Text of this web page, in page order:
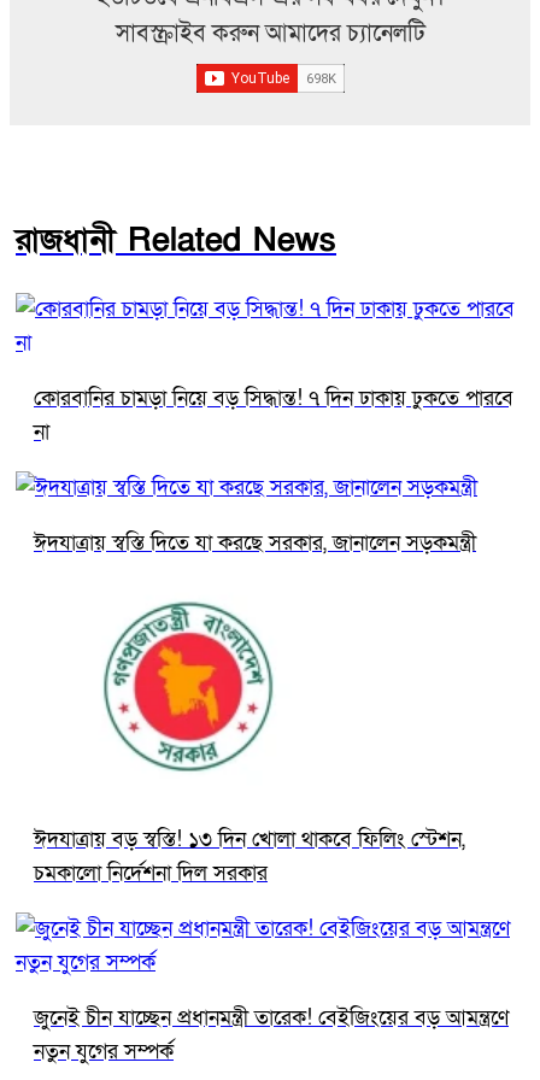
সাবস্ক্রাইব করুন আমাদের চ্যানেলটি
রাজধানী Related News
কোরবানির চামড়া নিয়ে বড় সিদ্ধান্ত! ৭ দিন ঢাকায় ঢুকতে পারবে
না
ঈদযাত্রায় স্বস্তি দিতে যা করছে সরকার, জানালেন সড়কমন্ত্রী
ঈদযাত্রায় বড় স্বস্তি! ১৩ দিন খোলা থাকবে ফিলিং স্টেশন,
চমকালো নির্দেশনা দিল সরকার
জুনেই চীন যাচ্ছেন প্রধানমন্ত্রী তারেক! বেইজিংয়ের বড় আমন্ত্রণে
নতুন যুগের সম্পর্ক